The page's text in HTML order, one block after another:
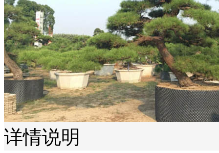
详情说明